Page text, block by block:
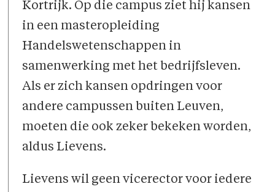
Kortrijk. Op die campus ziet hij kansen
in een masteropleiding
Handelswetenschappen in
samenwerking met het bedrijfsleven.
Als er zich kansen opdringen voor
andere campussen buiten Leuven,
moeten die ook zeker bekeken worden,
aldus Lievens.
Lievens wil geen vicerector voor iedere